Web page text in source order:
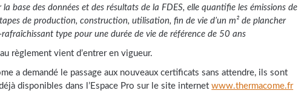
la base des données et des résultats de la FDES, elle quantifie les émissions de
de production, construction, utilisation, fin de vie d’un m² de plancher
type pour une durée de vie de référence de 50 ans
règlement vient d’entrer en vigueur.
a demandé le passage aux nouveaux certificats sans attendre, ils sont
disponibles dans l’Espace Pro sur le site internetwww.thermacome.fr